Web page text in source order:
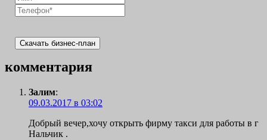
Скачать бизнес-план
комментария
Залим:
09.03.2017 в 03:02
Добрый вечер,хочу открыть фирму такси для работы в г
Нальчик .